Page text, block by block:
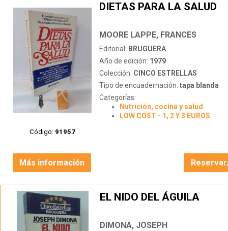
Código: 91957
DIETAS PARA LA SALUD
MOORE LAPPE, FRANCES
Editorial: BRUGUERA
Año de edición: 1979
Colección: CINCO ESTRELLAS
Tipo de encuadernación: tapa blanda
Categorías:
Nutrición, cocina y salud
LOW COST - 1, 2 Y 3 EUROS
Más información
EL NIDO DEL ÁGUILA
DIMONA, JOSEPH